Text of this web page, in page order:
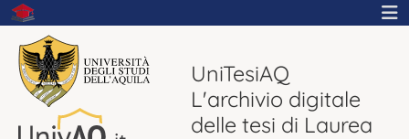
UniTesiAQ
L'archivio digitale
delle tesi di Laurea